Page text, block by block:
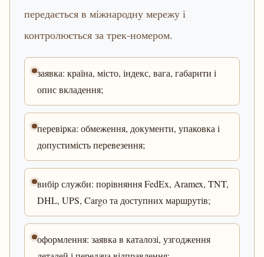
передається в міжнародну мережу і
контролюється за трек-номером.
заявка: країна, місто, індекс, вага, габарити і
опис вкладення;
перевірка: обмеження, документи, упаковка і
допустимість перевезення;
вибір служби: порівняння FedEx, Aramex, TNT,
DHL, UPS, Cargo та доступних маршрутів;
оформлення: заявка в каталозі, узгодження